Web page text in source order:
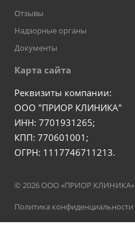
Отзывы
Надзорные органы
Документы
Карта сайта
Реквизиты компании:
ООО "ПРИОР КЛИНИКА"
ИНН: 7701931265;
КПП: 770601001;
ОГРН: 1117746711213.
© 2026 ООО «ПРИОР КЛИНИКА»
Политика конфиденциальности